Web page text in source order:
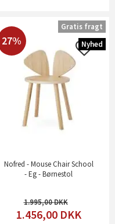
27%
Nofred - Mouse Chair School
- Eg - Børnestol
1.995,00
1.456,00 DKK
Gratis fragt
Nyhed